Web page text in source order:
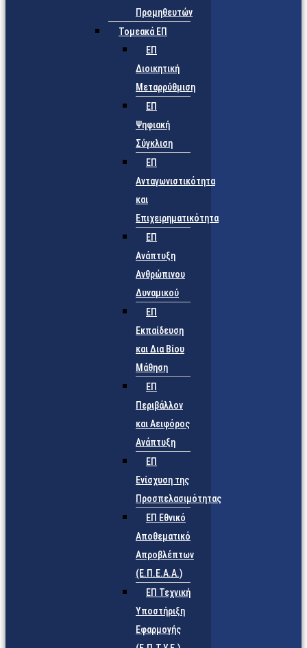
Προμηθευτών
Τομεακά ΕΠ
ΕΠ
Διοικητική
Μεταρρύθμιση
ΕΠ
Ψηφιακή
Σύγκλιση
ΕΠ
Ανταγωνιστικότητα
και
Επιχειρηματικότητα
ΕΠ
Ανάπτυξη
Ανθρώπινου
Δυναμικού
ΕΠ
Εκπαίδευση
και Δια Βίου
Μάθηση
ΕΠ
Περιβάλλον
και Αειφόρος
Ανάπτυξη
ΕΠ
Ενίσχυση της
Προσπελασιμότητας
ΕΠ Εθνικό
Αποθεματικό
Απροβλέπτων
(Ε.Π.Ε.Α.Α.)
ΕΠ Τεχνική
Υποστήριξη
Εφαρμογής